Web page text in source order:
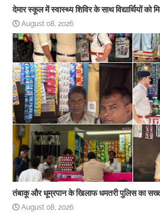
देमार स्कूल में स्वास्थ्य शिविर के साथ विद्यार्थियों को
August 08, 2026
तंबाकू और धूम्रपान के खिलाफ धमतरी पुलिस का
August 08, 2026